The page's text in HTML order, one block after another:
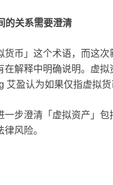
的关系需要澄清
货币」这个术语，而这
在解释中明确说明。虚
艾盈认为如果仅指虚拟
步澄清「虚拟资产」
风险。